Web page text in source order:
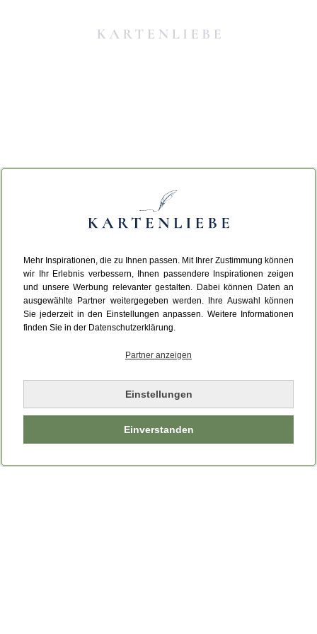
Mehr Inspirationen, die zu Ihnen passen. Mit Ihrer Zustimmung können
wir Ihr Erlebnis verbessern, Ihnen passendere Inspirationen zeigen
und unsere Werbung relevanter gestalten. Dabei können Daten an
ausgewählte Partner weitergegeben werden. Ihre Auswahl können
Sie jederzeit in den Einstellungen anpassen. Weitere Informationen
finden Sie in der Datenschutzerklärung.
Partner anzeigen
Einstellungen
Einverstanden
Da ist etwas schiefgelaufen.
Leider ist ein technischer Fehler aufgetreten.
Bitte laden Sie die Seite neu.